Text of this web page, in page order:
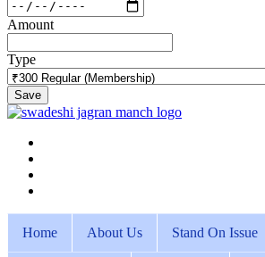
Amount
Type
Save
Home About Us Stand On Issue